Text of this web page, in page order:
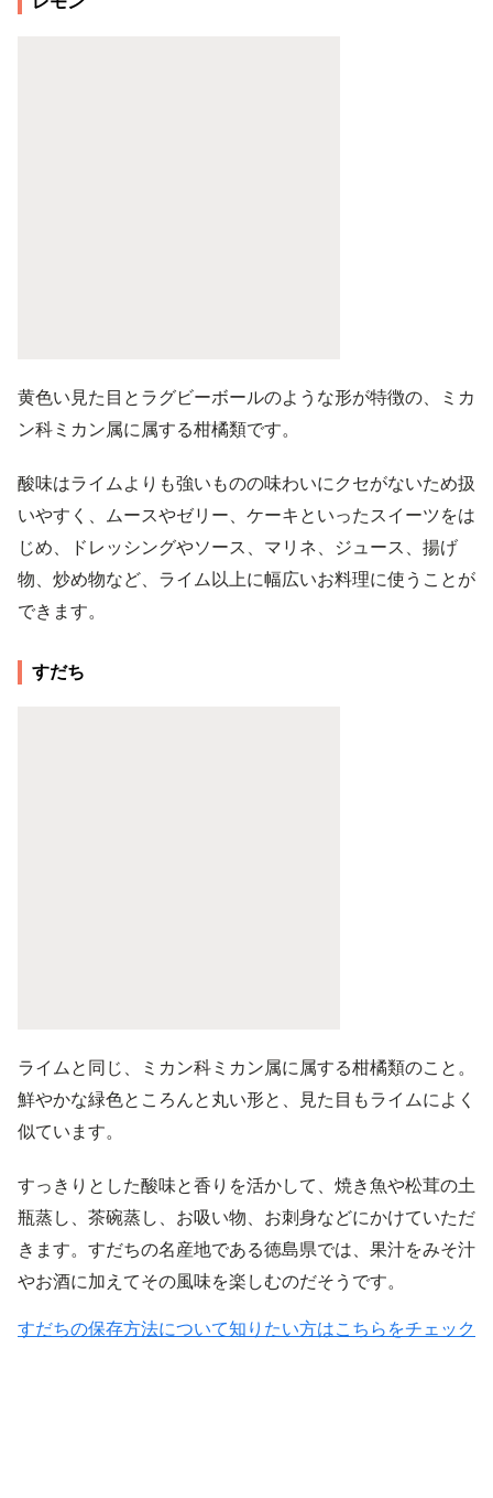
黄色い見た目とラグビーボールのような形が特徴の、ミカ
ン科ミカン属に属する柑橘類です。
酸味はライムよりも強いものの味わいにクセがないため扱
いやすく、ムースやゼリー、ケーキといったスイーツをは
じめ、ドレッシングやソース、マリネ、ジュース、揚げ
物、炒め物など、ライム以上に幅広いお料理に使うことが
できます。
すだち
ライムと同じ、ミカン科ミカン属に属する柑橘類のこと。
鮮やかな緑色ところんと丸い形と、見た目もライムによく
似ています。
すっきりとした酸味と香りを活かして、焼き魚や松茸の土
瓶蒸し、茶碗蒸し、お吸い物、お刺身などにかけていただ
きます。すだちの名産地である徳島県では、果汁をみそ汁
やお酒に加えてその風味を楽しむのだそうです。
すだちの保存方法について知りたい方はこちらをチェック